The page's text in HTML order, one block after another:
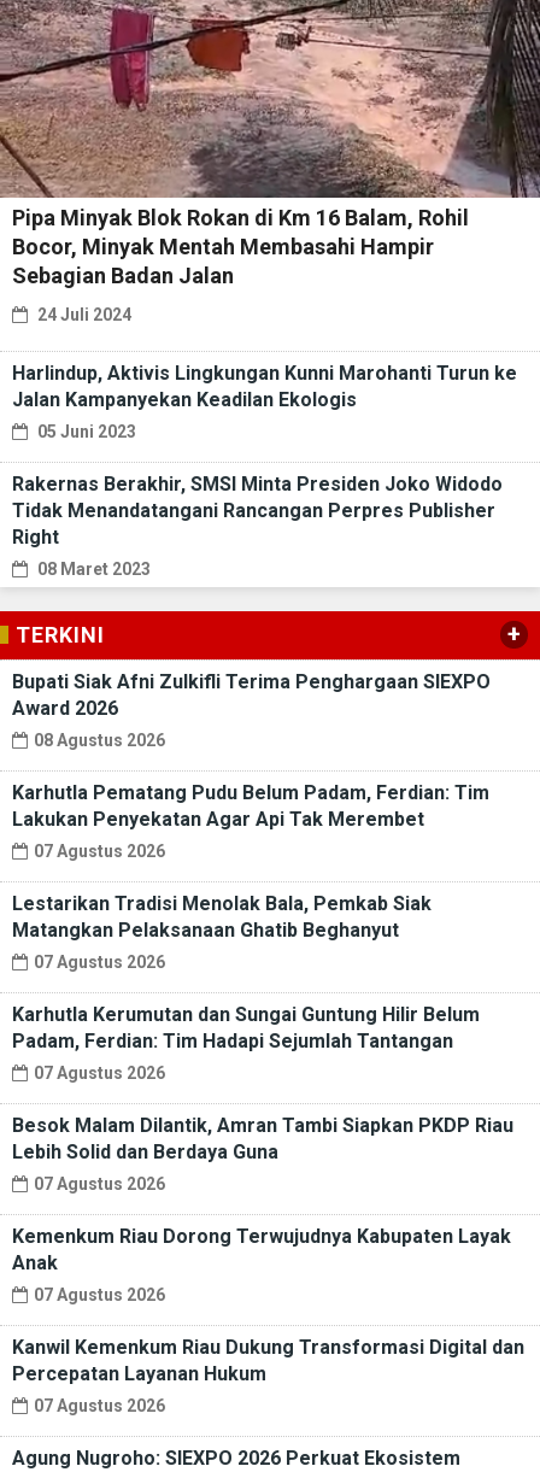
Pipa Minyak Blok Rokan di Km 16 Balam, Rohil
Bocor, Minyak Mentah Membasahi Hampir
Sebagian Badan Jalan
24 Juli 2024
Harlindup, Aktivis Lingkungan Kunni Marohanti Turun ke
Jalan Kampanyekan Keadilan Ekologis
05 Juni 2023
Rakernas Berakhir, SMSI Minta Presiden Joko Widodo
Tidak Menandatangani Rancangan Perpres Publisher
Right
08 Maret 2023
TERKINI +
Bupati Siak Afni Zulkifli Terima Penghargaan SIEXPO
Award 2026
08 Agustus 2026
Karhutla Pematang Pudu Belum Padam, Ferdian: Tim
Lakukan Penyekatan Agar Api Tak Merembet
07 Agustus 2026
Lestarikan Tradisi Menolak Bala, Pemkab Siak
Matangkan Pelaksanaan Ghatib Beghanyut
07 Agustus 2026
Karhutla Kerumutan dan Sungai Guntung Hilir Belum
Padam, Ferdian: Tim Hadapi Sejumlah Tantangan
07 Agustus 2026
Besok Malam Dilantik, Amran Tambi Siapkan PKDP Riau
Lebih Solid dan Berdaya Guna
07 Agustus 2026
Kemenkum Riau Dorong Terwujudnya Kabupaten Layak
Anak
07 Agustus 2026
Kanwil Kemenkum Riau Dukung Transformasi Digital dan
Percepatan Layanan Hukum
07 Agustus 2026
Agung Nugroho: SIEXPO 2026 Perkuat Ekosistem